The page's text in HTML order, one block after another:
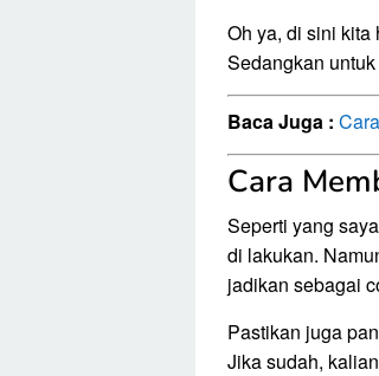
Oh ya, di sini kita
Sedangkan
Baca Juga :
Cara
Seperti yang
di lakukan.
jadikan sebagai
Pastikan juga
Jika sudah,